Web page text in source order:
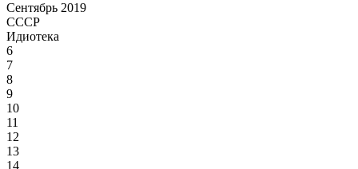
Сентябрь 2019
СССР
Идиотека
6
7
8
9
10
11
12
13
14